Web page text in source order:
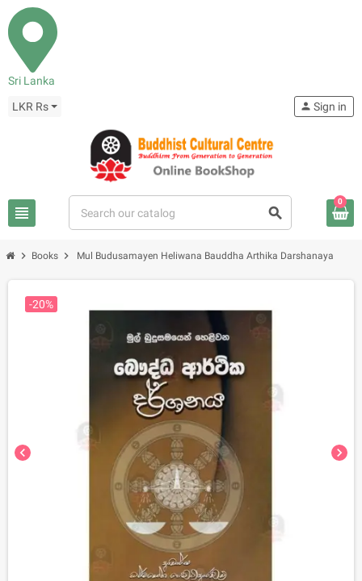
Sri Lanka
LKR Rs
view_headline search
person Sign in
0
chevron_right Books chevron_right Mul Budusamayen Heliwana Bauddha Arthika Darshanaya
chevron_left chevron_right
-20%